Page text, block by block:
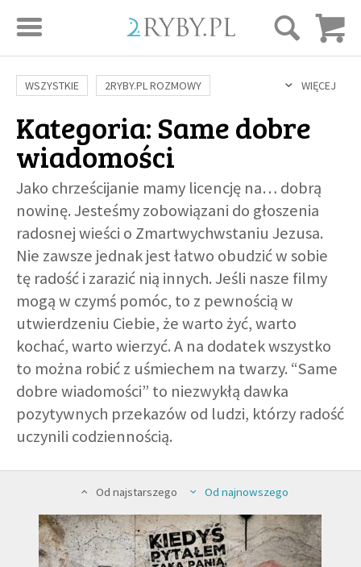
STRONA GŁÓWNA
SERIE FILMÓW
AUTORZY
BLOG
SKLEP
KSIĄŻKI
AUDIOBOOKI
GALERIA
WESPRZYJ NAS
PARTNERZY
WIĘCEJ
WSZYSTKIE 2RYBY.PL ROZMOWY
SAME DOBRE WIADOMOŚCI ROZWÓJ
SZTUKA ŻYCIA MIŁOŚĆ
BUDOWANIE WIĘZI
KOBIETA MĘŻCZYZNA RELIGIE FILOZOFIA
KULTURA ŚWIĘCI SEKS IN VITRO ADOPCJA
Kategoria: Same dobre
wiadomości
Jako chrześcijanie mamy licencję na… dobrą
nowinę. Jesteśmy zobowiązani do głoszenia
radosnej wieści o Zmartwychwstaniu Jezusa.
Nie zawsze jednak jest łatwo obudzić w sobie
tę radość i zarazić nią innych. Jeśli nasze filmy
mogą w czymś pomóc, to z pewnością w
utwierdzeniu Ciebie, że warto żyć, warto
kochać, warto wierzyć. A na dodatek wszystko
to można robić z uśmiechem na twarzy. “Same
dobre wiadomości” to niezwykłą dawka
pozytywnych przekazów od ludzi, którzy radość
uczynili codziennością.
Od najstarszego Od najnowszego